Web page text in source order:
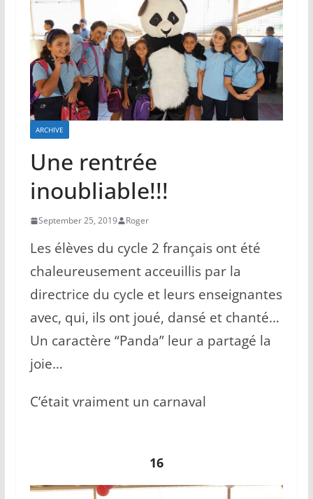
ARCHIVE
Une rentrée
inoubliable!!!
September 25, 2019 Roger
Les élèves du cycle 2 français ont été
chaleureusement acceuillis par la
directrice du cycle et leurs enseignantes
avec, qui, ils ont joué, dansé et chanté…
Un caractère “Panda” leur a partagé la
joie…
C’était vraiment un carnaval
16